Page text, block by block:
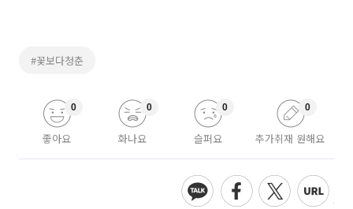
#꽃보다청춘
좋아요
0
화나요
0
슬퍼요
0
추가취재 원해요
0